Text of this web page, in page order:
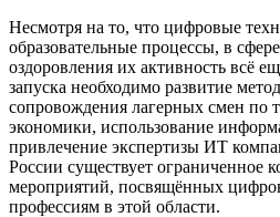
Несмотря на то, что цифровые
образовательные процессы, в
оздоровления их активность всё
запуска необходимо развитие
сопровождения лагерных смен по
экономики, использование
привлечение экспертизы ИТ
России существует ограниченное
мероприятий, посвящённых
профессиям в этой области.